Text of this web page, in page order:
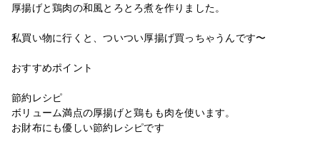
厚揚げと鶏肉の和風とろとろ煮を作りました。
私買い物に行くと、ついつい厚揚げ買っちゃうんです〜
おすすめポイント
節約レシピ
ボリューム満点の厚揚げと鶏もも肉を使います。
お財布にも優しい節約レシピです